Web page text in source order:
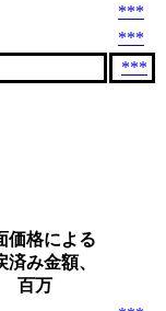
***
***
***
価格による
済み金額、
百万